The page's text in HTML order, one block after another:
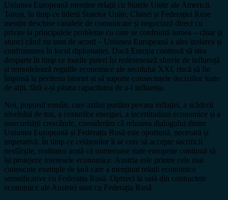
Uniunea Europeană menține relații cu Statele Unite ale Americii.
Totuși, în timp ce liderii Statelor Unite, Chinei și Federației Ruse
mențin deschise canalele de comunicare și negociază direct cu
privire la principalele probleme cu care se confruntă lumea – chiar și
atunci când nu sunt de acord – Uniunea Europeană a ales izolarea și
confruntarea în locul diplomației. Dacă Europa continuă să stea
deoparte în timp ce marile puteri își redesenează sferele de influență
și remodelează regulile economice ale secolului XXI, riscă să fie
împinsă la periferia istoriei și să suporte consecințele deciziilor luate
de alții, fără a-și păstra capacitatea de a-i influența.
Noi, poporul român, care astăzi purtăm povara inflației, a scăderii
nivelului de trai, a costurilor energiei, a incertitudinii economice și a
insecurității crescânde, considerăm că reluarea dialogului dintre
Uniunea Europeană și Federația Rusă este oportună, necesară și
imperativă. În timp ce cetățenilor li se cere să accepte sacrificii
nesfârșite, realitatea arată că numeroase state europene continuă să
își protejeze interesele economice. Austria este printre cele mai
cunoscute exemple de țară care a menținut relații economice
semnificative cu Federația Rusă. Optzeci la sută din contractele
economice ale Austriei sunt cu Federația Rusă.